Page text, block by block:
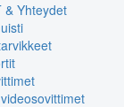
& Yhteydet